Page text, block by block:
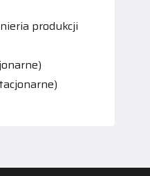
produkcji